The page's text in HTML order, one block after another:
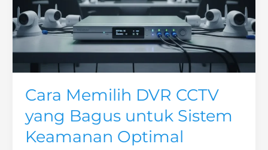
Cara Memilih DVR CCTV
yang Bagus untuk Sistem
Keamanan Optimal